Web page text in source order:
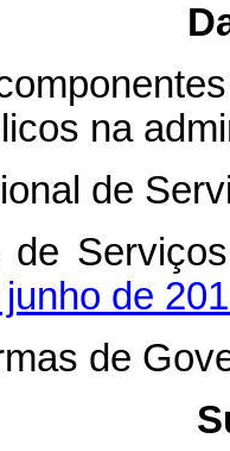
na
de
de
de
de